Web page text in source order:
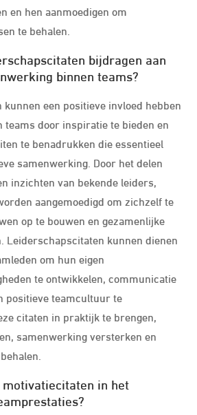
en hen aanmoedigen om
te behalen.
bijdragen aan
binnen teams?
een positieve invloed hebben
teams door inspiratie te bieden en
te benadrukken die essentieel
samenwerking. Door het delen
inzichten van bekende leiders,
aangemoedigd om zichzelf te
op te bouwen en gezamenlijke
Leiderschapscitaten kunnen dienen
om hun eigen
te ontwikkelen, communicatie
positieve teamcultuur te
citaten in praktijk te brengen,
samenwerking versterken en
in het